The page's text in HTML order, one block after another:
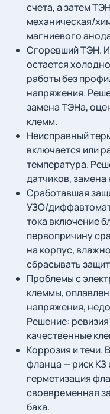
счета, а затем
механическая/
магниевого
Сгоревший ТЭН.
остается
работы без
напряжения.
замена ТЭНа,
клемм.
Неисправный
включается или
температура.
датчиков,
Сработавшая
УЗО/
тока включение
первопричину
на корпус,
сбрасывать
Проблемы с
клеммы,
напряжения,
Решение:
качественные
Коррозия и течи.
фланца — риск КЗ
герметизация
своевременная
бака.